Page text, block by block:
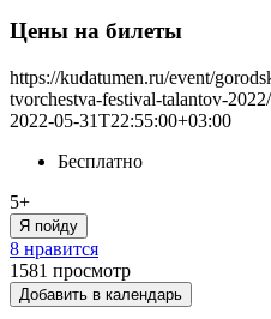
Цены на билеты
https://kudatumen.ru/event/
tvorchestva-festival-talantov-2022/
2022-05-31T22:55:00+03:00
Бесплатно
5+
Я пойду
8 нравится
1581 просмотр
Добавить в календарь